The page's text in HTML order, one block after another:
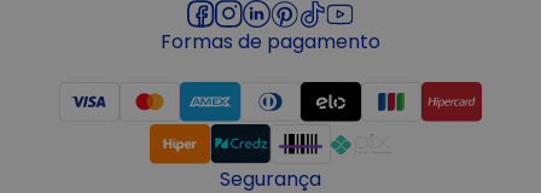
Formas de pagamento
Segurança